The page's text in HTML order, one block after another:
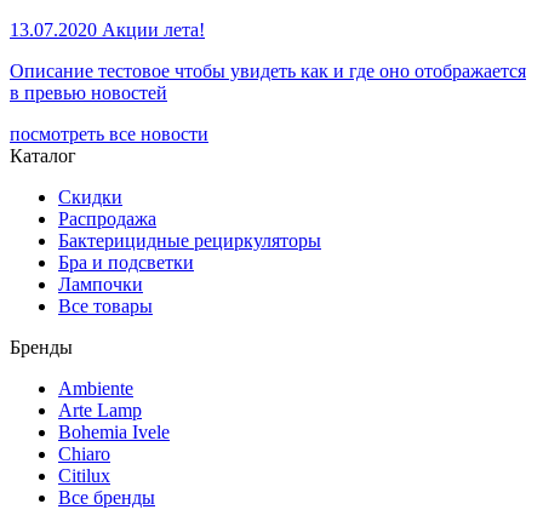
13.07.2020 Акции лета!
Описание тестовое чтобы увидеть как и где оно отображается
в превью новостей
посмотреть все новости
Каталог
Скидки
Распродажа
Бактерицидные рециркуляторы
Бра и подсветки
Лампочки
Все товары
Бренды
Ambiente
Arte Lamp
Bohemia Ivele
Chiaro
Citilux
Все бренды